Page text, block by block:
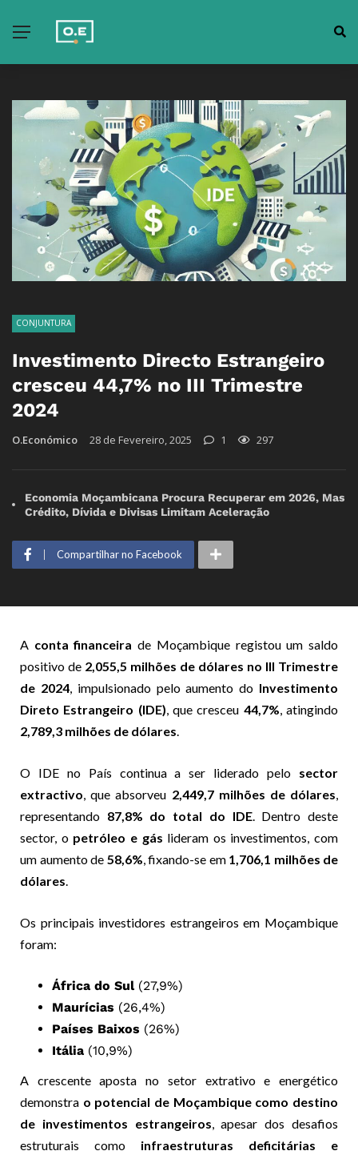
CONJUNTURA
Investimento Directo Estrangeiro
cresceu 44,7% no III Trimestre
2024
O.Económico 28 de Fevereiro, 2025 1 297
Economia Moçambicana Procura Recuperar em 2026, Mas
Crédito, Dívida e Divisas Limitam Aceleração
Compartilhar no Facebook
A conta financeira de Moçambique registou um saldo
positivo de 2,055,5 milhões de dólares no III Trimestre
de 2024, impulsionado pelo aumento do Investimento
Direto Estrangeiro (IDE), que cresceu 44,7%, atingindo
2,789,3 milhões de dólares.
O IDE no País continua a ser liderado pelo sector
extractivo, que absorveu 2,449,7 milhões de dólares,
representando 87,8% do total do IDE. Dentro deste
sector, o petróleo e gás lideram os investimentos, com
um aumento de 58,6%, fixando-se em 1,706,1 milhões de
dólares.
Os principais investidores estrangeiros em Moçambique
foram:
África do Sul(27,9%)
Maurícias (26,4%)
Países Baixos (26%)
Itália (10,9%)
A crescente aposta no setor extrativo e energético
demonstra o potencial de Moçambique como destino
de investimentos estrangeiros, apesar dos desafios
estruturais como infraestruturas deficitárias e